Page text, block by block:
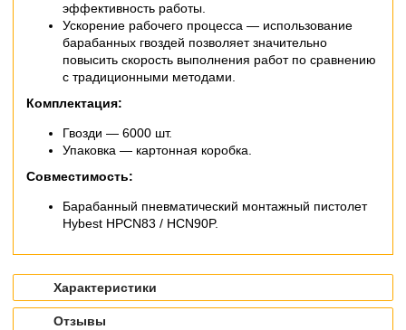
эффективность работы.
Ускорение рабочего процесса — использование
барабанных гвоздей позволяет значительно
повысить скорость выполнения работ по сравнению
с традиционными методами.
Комплектация:
Гвозди — 6000 шт.
Упаковка — картонная коробка.
Совместимость:
Барабанный пневматический монтажный пистолет
Hybest HPCN83 / HCN90P.
Характеристики
Отзывы